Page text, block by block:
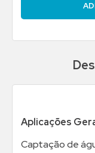
Aplicações
Captação de